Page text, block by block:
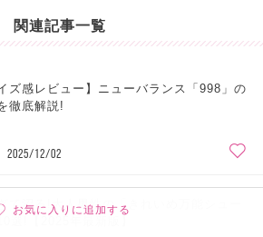
お気に入りに追加する
関連記事一覧
ズ感レビュー】ニューバランス「998」の
徹底解説!
2025/12/02
て沼る!大人男性の「きれいめ万能シュー
選!【2025年最新版】